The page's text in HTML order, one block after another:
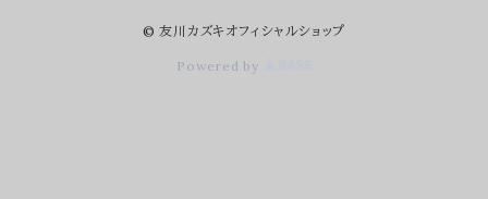
© 友川カズキオフィシャルショップ
Powered by